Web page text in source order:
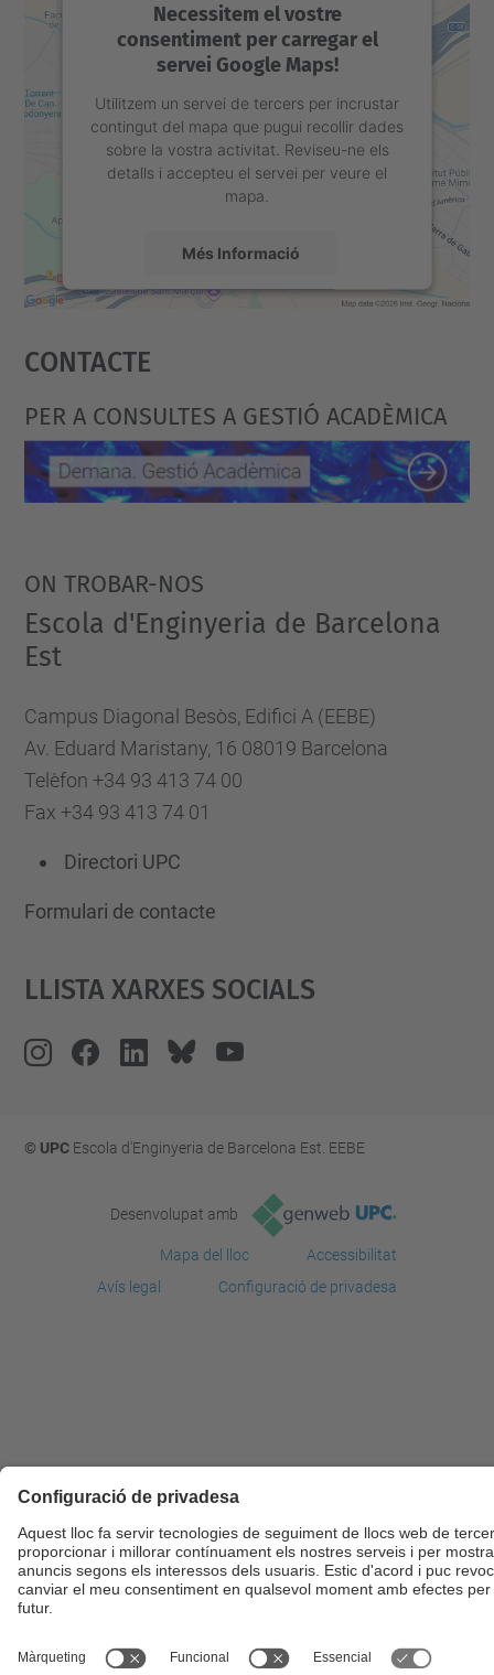
Necessitem el vostre
consentiment per carregar el
servei Google Maps!
Utilitzem un servei de tercers per incrustar
contingut del mapa que pugui recollir dades
sobre la vostra activitat. Reviseu-ne els
detalls i accepteu el servei per veure el
mapa.
Més Informació
powered by
Contacte
PER A CONSULTES A GESTIÓ ACADÈMICA
ON TROBAR-NOS
Escola d'Enginyeria de Barcelona
Est
Campus Diagonal Besòs, Edifici A (EEBE)
Av. Eduard Maristany, 16 08019 Barcelona
Telèfon +34 93 413 74 00
Fax +34 93 413 74 01
Directori UPC
Formulari de contacte
Llista Xarxes Socials
© UPCEscola d'Enginyeria de Barcelona Est. EEBE
Desenvolupat amb
Mapa del lloc
Accessibilitat
Avís legal
Configuració de privadesa